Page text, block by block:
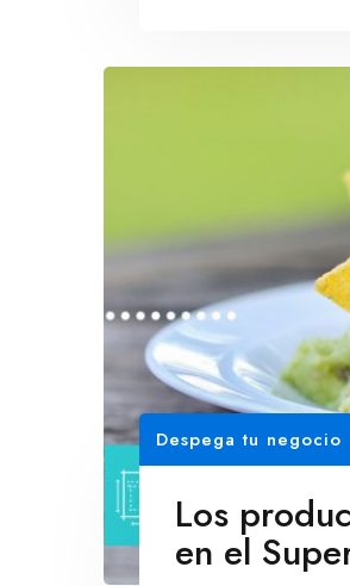
Despega tu negocio
Los
en el